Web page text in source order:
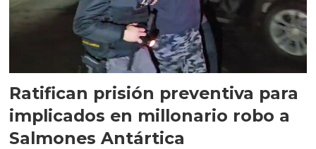
Ratifican prisión preventiva para
implicados en millonario robo a
Salmones Antártica